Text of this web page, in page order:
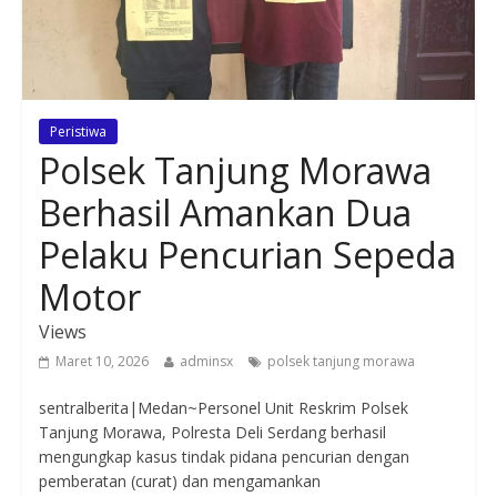
Peristiwa
Polsek Tanjung Morawa
Berhasil Amankan Dua
Pelaku Pencurian Sepeda
Motor
Views
Maret 10, 2026 adminsx polsek tanjung morawa
sentralberita|Medan~Personel Unit Reskrim Polsek
Tanjung Morawa, Polresta Deli Serdang berhasil
mengungkap kasus tindak pidana pencurian dengan
pemberatan (curat) dan mengamankan